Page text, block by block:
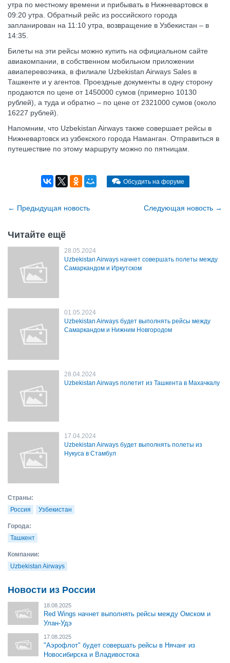
утра по местному времени и прибывать в Нижневартовск в
09:20 утра. Обратный рейс из российского города
запланирован на 11:10 утра, возвращение в Узбекистан – в
14:35.
Билеты на эти рейсы можно купить на официальном сайте
авиакомпании, в собственном мобильном приложении
авиаперевозчика, в филиале Uzbekistan Airways Sales в
Ташкенте и у агентов. Проездные документы в одну сторону
продаются по цене от 1450000 сумов (примерно 10130
рублей), а туда и обратно – по цене от 2321000 сумов (около
16227 рублей).
Напомним, что Uzbekistan Airways также совершает рейсы в
Нижневартовск из узбекского города Наманган. Отправиться в
путешествие по этому маршруту можно по пятницам.
Обсудить на форуме
← Предыдущая новость Cледующая новость →
Читайте ещё
28.05.2024
Uzbekistan Airways начнет совершать полеты между
Самаркандом и Иркутском
01.05.2024
Uzbekistan Airways будет выполнять рейсы между
Самаркандом и Нижним Новгородом
28.04.2024
Uzbekistan Airways полетит из Ташкента в Махачкалу
17.04.2024
Uzbekistan Airways будет выполнять полеты из
Нукуса в Стамбул
Страны:
Россия
Узбекистан
Города:
Ташкент
Компании:
Uzbekistan Airways
Новости из России
18.08.2025
Red Wings начнет выполнять рейсы между Омском и
Улан-Удэ
17.08.2025
"Аэрофлот" будет совершать рейсы в Нячанг из
Новосибирска и Владивостока